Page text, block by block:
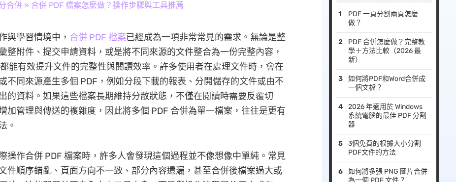
合併» 合併 PDF 檔案怎麼做？操作步驟與工具推薦
與學習情境中， 合併 PDF 檔案已經成為一項非常常見的需求。無論是整
整附件、提交申請資料，或是將不同來源的文件整合為一份完整內容，
能有效提升文件的完整性與閱讀效率。許多使用者在處理文件時，會在
不同來源產生多個 PDF，例如分段下載的報表、分開儲存的文件或由不
的資料。如果這些檔案長期維持分散狀態，不僅在閱讀時需要反覆切
加管理與傳送的複雜度，因此將多個 PDF 合併為單一檔案，往往是更有
。
操作合併 PDF 檔案時，許多人會發現這個過程並不像想像中單純。常見
件順序錯亂、頁面方向不一致、部分內容遺漏，甚至合併後檔案過大或
PDF 一頁分割兩頁怎麼
做？
PDF 合併怎麼做？完整教
學＋方法比較（2026 最
新）
如何將PDF和Word合併成
一個文檔？
2026 年適用於 Windows
系統電腦的最佳 PDF 分割
器
3個免費的根據大小分割
PDF文件的方法
如何將多張 PNG 圖片合併
為一個 PDF 文件？